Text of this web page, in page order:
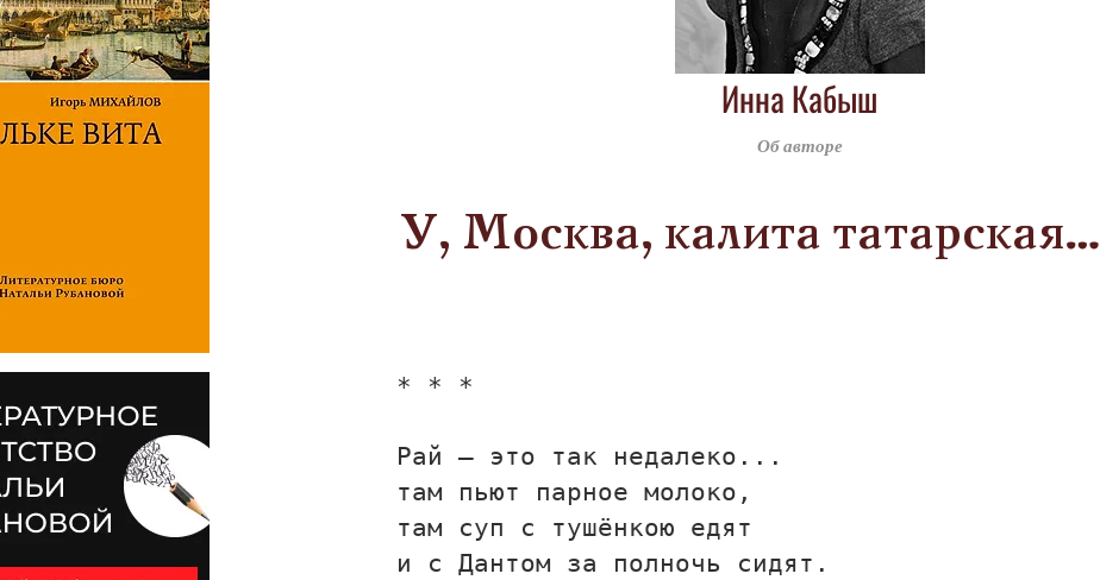
Инна Кабыш
Об авторе
У, Москва, калита татарская…
* * *
Рай — это так недалеко...
там пьют парное молоко,
там суп с тушёнкою едят
и с Дантом за полночь сидят.